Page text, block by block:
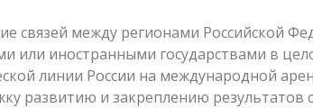
связей между регионами Российской
или иностранными государствами в
линии России на международной
развитию и закреплению результатов